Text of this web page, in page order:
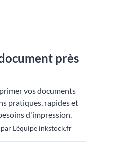
près
vos documents
pratiques, rapides et
d'impression.
L'équipe inkstock.fr